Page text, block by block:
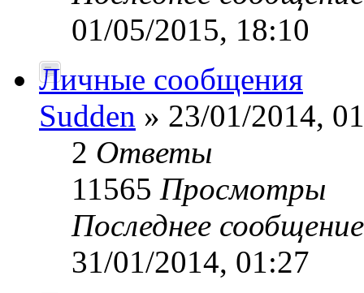
01/05/2015, 18:10
Личные сообщения
Sudden » 23/01/2014,
2 Ответы
11565 Просмотры
Последнее
31/01/2014, 01:27